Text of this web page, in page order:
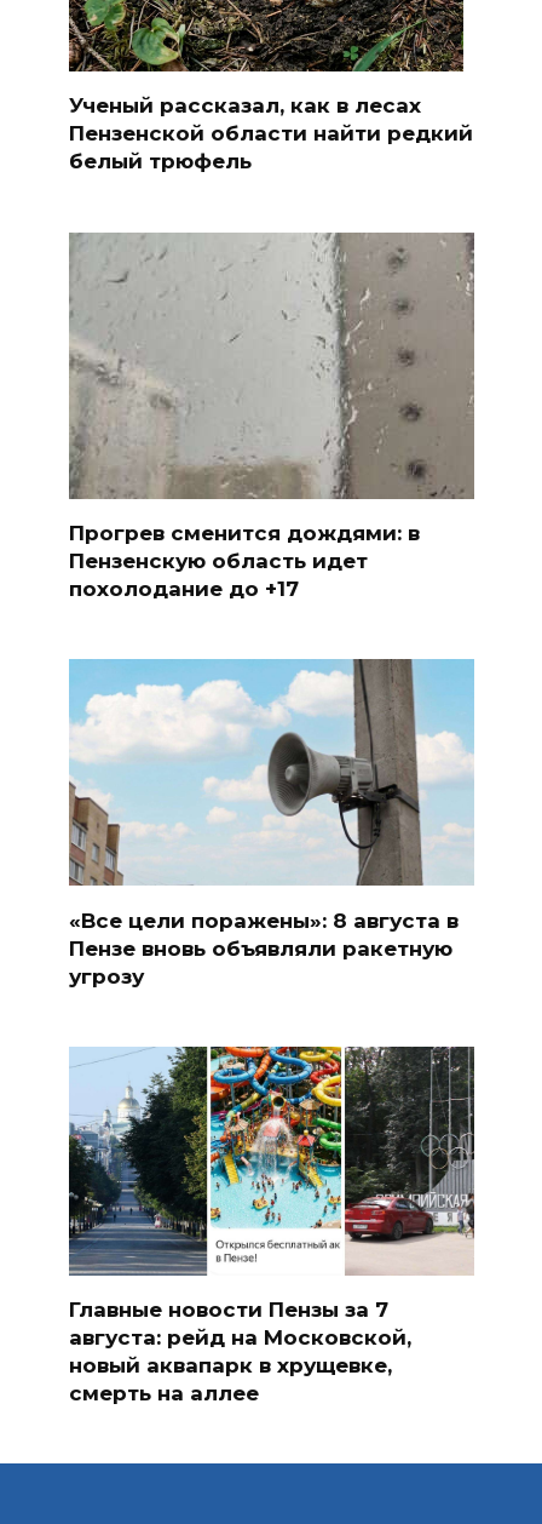
Ученый рассказал, как в лесах
Пензенской области найти редкий
белый трюфель
Прогрев сменится дождями: в
Пензенскую область идет
похолодание до +17
«Все цели поражены»: 8 августа в
Пензе вновь объявляли ракетную
угрозу
Главные новости Пензы за 7
августа: рейд на Московской,
новый аквапарк в хрущевке,
смерть на аллее